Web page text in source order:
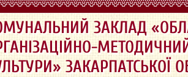
ЗАКЛАД
ЗАКАРПАТСЬКОЇ